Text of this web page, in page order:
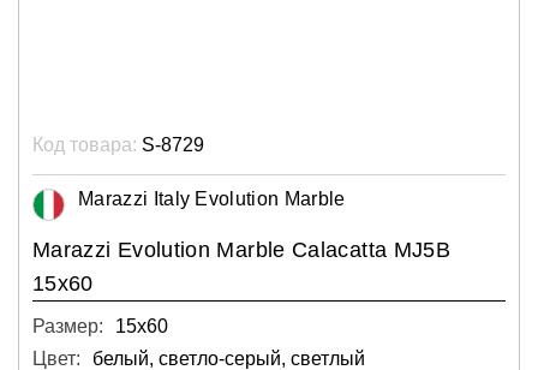
Код товара: S-8729
Marazzi Italy Evolution Marble
Marazzi Evolution Marble Calacatta MJ5B
15x60
Размер:
15х60
Цвет:
белый, светло-серый, светлый